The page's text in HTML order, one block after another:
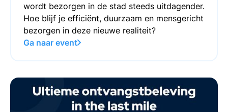
wordt bezorgen in de stad steeds uitdagender.
Hoe blijf je efficiënt, duurzaam en mensgericht
bezorgen in deze nieuwe realiteit?
Ga naar event